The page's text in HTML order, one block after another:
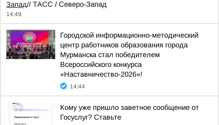
Запад// ТАСС / Северо-Запад
14:49
Городской информационно-методический
центр работников образования города
Мурманска стал победителем
Всероссийского конкурса
«Наставничество-2026»!
14:44
Кому уже пришло заветное сообщение от
Госуслуг? Ставьте